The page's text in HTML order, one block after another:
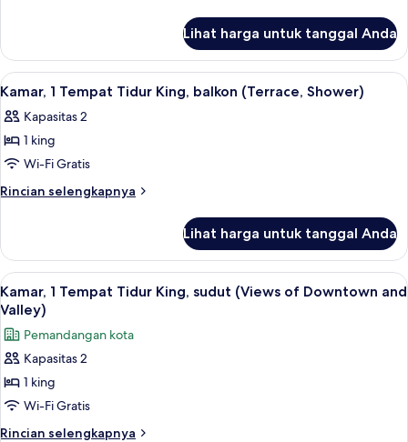
akses
difabel
(Shower/Tub
Combo)
Kamar,
Tempat
King,
akses
(Shower/Tub
Combo)
Lihat harga untuk tanggal Anda
Lihat
semua
foto
untuk
Kamar,
1
King,
balkon
(Terrace,
Shower)
Seprai katun Mesir, seprai premium,
4
Kamar, 1 Tempat Tidur King, balkon (Terrace, Shower)
Kapasitas 2
1 king
Wi-Fi Gratis
Rincian selengkapnya
Rincian
Kamar,
Tempat
Tidur
balkon
(Terrace,
Shower)
Lihat harga untuk tanggal Anda
Lihat
semua
foto
untuk
Kamar,
1
Tempat
Tidur
Seprai katun Mesir, seprai premium,
2
Kamar, 1 Tempat Tidur King, sudut (Views of Downtown and
Valley)
Pemandangan kota
Kapasitas 2
1 king
Wi-Fi Gratis
Rincian selengkapnya
Rincian